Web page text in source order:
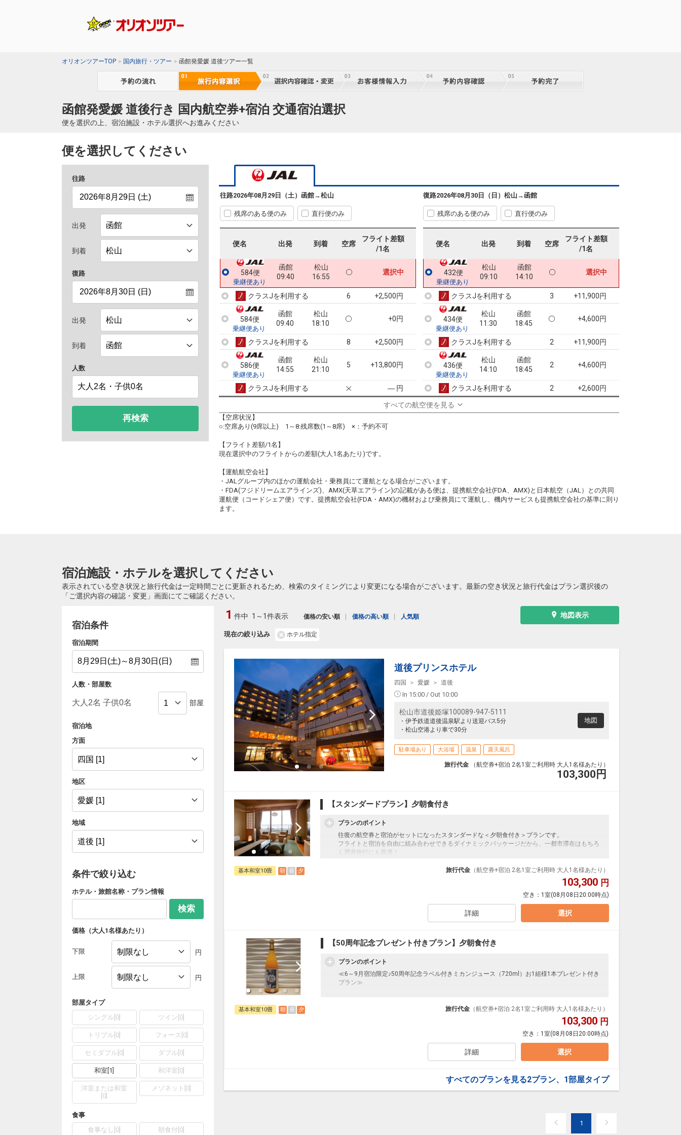
オリオンツアーTOP 国内旅行・ツアー 函館発愛媛 道後ツアー一覧
函館発愛媛 道後行き 国内航空券+宿泊 交通宿泊選択
便を選択の上、宿泊施設・ホテル選択へお進みください
便を選択してください
往路
出発
到着
復路
出発
到着
人数
再検索
往路2026年08月29日（土） 函館→松山
残席のある便のみ 直行便のみ
便名 出発 到着 空席
フライト差額
/1名
584便
函館
09:40
松山
13:35
7 +2,300円
クラスJを利用する 2 +14,200円
584便
乗継便あり
函館
09:40
松山
16:55
選択中
クラスJを利用する 6 +2,500円
584便
乗継便あり
函館
09:40
松山
18:10
+0円
クラスJを利用する 8 +2,500円
586便
乗継便あり
函館
14:55
松山
21:10
5 +13,800円
クラスJを利用する ― 円
復路2026年08月30日（日） 松山 →函館
残席のある便のみ 直行便のみ
便名 出発 到着 空席
フライト差額
/1名
430便
松山
07:10
函館
14:10
+0円
クラスJを利用する 3 +11,900円
432便
乗継便あり
松山
09:10
函館
14:10
選択中
クラスJを利用する 3 +11,900円
434便
乗継便あり
松山
11:30
函館
18:45
+4,600円
クラスJを利用する 2 +11,900円
436便
乗継便あり
松山
14:10
函館
18:45
2 +4,600円
クラスJを利用する 2 +2,600円
すべての航空便を見る
【空席状況】
○:空席あり(9席以上) 1～8:残席数(1～8席) ×：予約不可
【フライト差額/1名】
現在選択中のフライトからの差額(大人1名あたり)です。
【運航航空会社】
・JALグループ内のほかの運航会社・乗務員にて運航となる場合がございます。
・FDA(フジドリームエアラインズ)、AMX(天草エアライン)の記載がある便は、提携航空会社(FDA、AMX)と日本航空（JAL）との共同
運航便（コードシェア便）です。提携航空会社(FDA・AMX)の機材および乗務員にて運航し、機内サービスも提携航空会社の基準に則り
ます。
宿泊施設・ホテルを選択してください
表示されている空き状況と旅行代金は一定時間ごとに更新されるため、検索のタイミングにより変更になる場合がございます。最新の空き状況と旅行代金はプラン選択後の
「ご選択内容の確認・変更」画面にてご確認ください。
宿泊条件
宿泊期間
人数・部屋数
部屋
宿泊地
方面
地区
地域
条件で絞り込む
ホテル・旅館名称・プラン情報
検索
価格（大人1名様あたり）
下限 円
上限 円
部屋タイプ
シングル 0 ツイン 0
トリプル 0 フォース 0]
セミダブル[ 0] ダブル 0
和室 1 和洋室 0
洋室または和室
0
メゾネット 0
食事
食事なし 0 朝食付 0
地図表示
現在の絞り込み ホテル指定
1 件中 1～1件表示 価格の安い順 価格の高い順 人気順
道後プリンスホテル
四国 愛媛 道後
In 15:00 / Out 10:00
松山市道後姫塚100089-947-5111
・伊予鉄道道後温泉駅より送迎バス5分
・松山空港より車で30分
地図
駐車場あり 大浴場 温泉 露天風呂
旅行代金 （航空券+宿泊 2名1室ご利用時 大人1名様あたり）
103,300 円
【スタンダードプラン】夕朝食付き
プランのポイント
往復の航空券と宿泊がセットになったスタンダードな＜夕朝食付き＞プランです。
フライトと宿泊を自由に組み合わせできるダイナミックパッケージだから、一都市滞在はもちろ
ん周遊旅行にも最適！
フライトは、安心のJAL（またはJALグループ）確約！フライトマイル50%貯まります。
オプションでレンタカーや現地交通・体験プランなどの追加（同時予約）が可能なプランもござ
18：00～21：00（19：00最終スタート）
【朝食】
和洋のバイキングまたは和食セット
【宿泊者特典】
施設使用料として1人1泊1,980円のお支払いが現地にて必要となります。
基本和室10畳 朝 昼 夕 旅行代金 （航空券+宿泊 2名1室ご利用時 大人1名様あたり）
103,300 円
空き： 1室(08月08日20:00時点)
詳細 選択
【50周年記念プレゼント付きプラン】夕朝食付き
プランのポイント
≪6～9月宿泊限定♪50周年記念ラベル付きミカンジュース（720ml）お1組様1本プレゼント付き
プラン≫
フライトと宿泊を自由に組み合わせできるダイナミックパッケージだから、一都市滞在はもちろ
フライトは、安心のJAL（またはJALグループ）確約！フライトマイル50%貯まります。
オプションでレンタカーや現地交通・体験プランなどの追加（同時予約）が可能なプランもござ
瀬戸内の魚介を中心とした和食会席料理
18：00～21：00（19：00最終スタート）
基本和室10畳 朝 昼 夕 旅行代金 （航空券+宿泊 2名1室ご利用時 大人1名様あたり）
103,300 円
空き： 1室(08月08日20:00時点)
詳細 選択
すべてのプランを見る2プラン、1部屋タイプ
1